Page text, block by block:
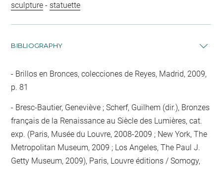
sculpture - statuette
BIBLIOGRAPHY
Brillos en Bronces, colecciones de Reyes, Madrid, 2009,
p. 81
Bresc-Bautier, Geneviève ; Scherf, Guilhem (dir.), Bronzes
français de la Renaissance au Siècle des Lumières, cat.
exp. (Paris, Musée du Louvre, 2008-2009 ; New York, The
Metropolitan Museum, 2009 ; Los Angeles, The Paul J.
Getty Museum, 2009), Paris, Louvre éditions / Somogy,